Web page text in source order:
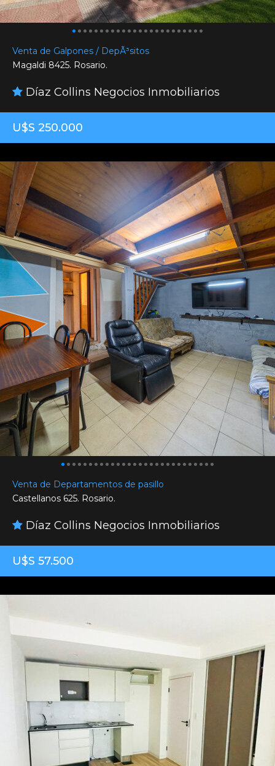
Venta de Galpones / DepÃ³sitos
Magaldi 8425. Rosario.
Díaz Collins Negocios Inmobiliarios
U$S 250.000
Venta de Departamentos de pasillo
Castellanos 625. Rosario.
Díaz Collins Negocios Inmobiliarios
U$S 57.500